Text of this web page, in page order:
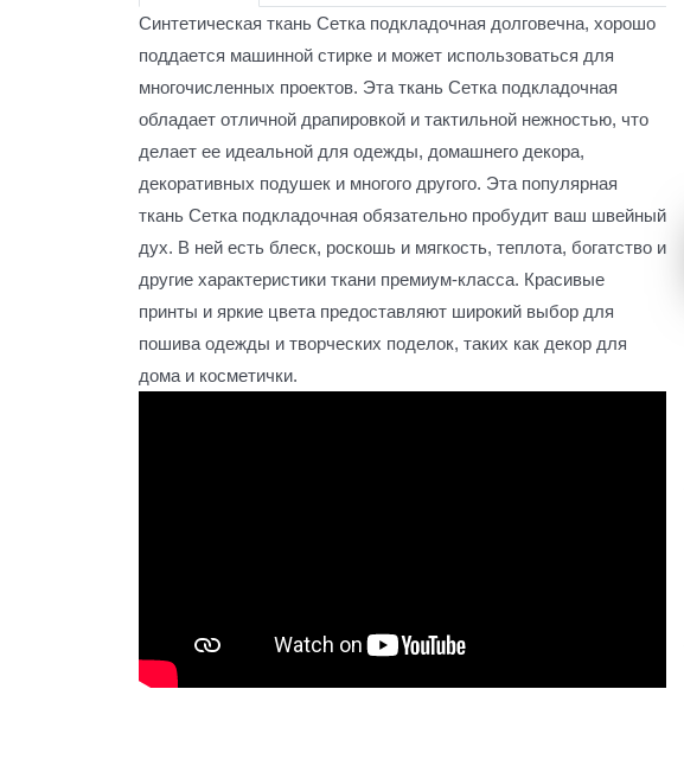
Синтетическая ткань Сетка подкладочная долговечна, хорошо
поддается машинной стирке и может использоваться для
многочисленных проектов. Эта ткань Сетка подкладочная
обладает отличной драпировкой и тактильной нежностью, что
делает ее идеальной для одежды, домашнего декора,
декоративных подушек и многого другого. Эта популярная
ткань Сетка подкладочная обязательно пробудит ваш швейный
дух. В ней есть блеск, роскошь и мягкость, теплота, богатство и
другие характеристики ткани премиум-класса. Красивые
принты и яркие цвета предоставляют широкий выбор для
пошива одежды и творческих поделок, таких как декор для
дома и косметички.